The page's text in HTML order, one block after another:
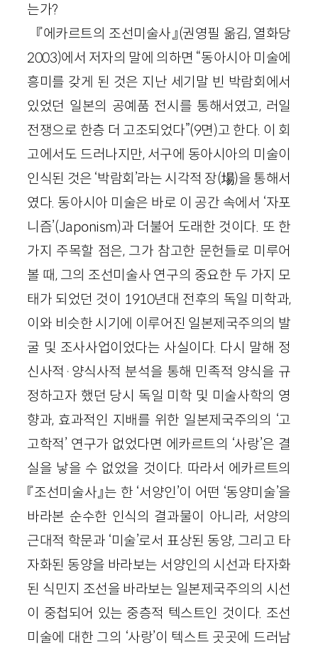
는가?
『에카르트의 조선미술사』(권영필 옮김, 열화당
2003)에서 저자의 말에 의하면 “동아시아 미술에
흥미를 갖게 된 것은 지난 세기말 빈 박람회에서
있었던 일본의 공예품 전시를 통해서였고, 러일
전쟁으로 한층 더 고조되었다”(9면)고 한다. 이 회
고에서도 드러나지만, 서구에 동아시아의 미술이
인식된 것은 ‘박람회’라는 시각적 장(場)을 통해서
였다. 동아시아 미술은 바로 이 공간 속에서 ‘자포
니즘’(Japonism)과 더불어 도래한 것이다. 또 한
가지 주목할 점은, 그가 참고한 문헌들로 미루어
볼 때, 그의 조선미술사 연구의 중요한 두 가지 모
태가 되었던 것이 1910년대 전후의 독일 미학과,
이와 비슷한 시기에 이루어진 일본제국주의의 발
굴 및 조사사업이었다는 사실이다. 다시 말해 정
신사적·양식사적 분석을 통해 민족적 양식을 규
정하고자 했던 당시 독일 미학 및 미술사학의 영
향과, 효과적인 지배를 위한 일본제국주의의 ‘고
고학적’ 연구가 없었다면 에카르트의 ‘사랑’은 결
실을 낳을 수 없었을 것이다. 따라서 에카르트의
『조선미술사』는 한 ‘서양인’이 어떤 ‘동양미술’을
바라본 순수한 인식의 결과물이 아니라, 서양의
근대적 학문과 ‘미술’로서 표상된 동양, 그리고 타
자화된 동양을 바라보는 서양인의 시선과 타자화
된 식민지 조선을 바라보는 일본제국주의의 시선
이 중첩되어 있는 중층적 텍스트인 것이다. 조선
미술에 대한 그의 ‘사랑’이 텍스트 곳곳에 드러남